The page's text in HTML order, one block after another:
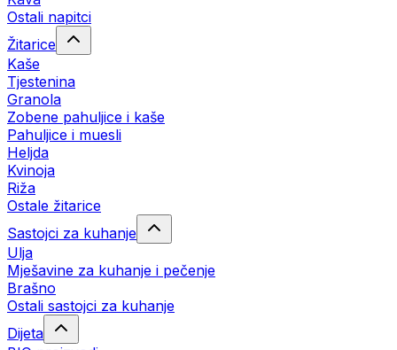
Ostali napitci
Žitarice
Kaše
Tjestenina
Granola
Zobene pahuljice i kaše
Pahuljice i muesli
Heljda
Kvinoja
Riža
Ostale žitarice
Sastojci za kuhanje
Ulja
Mješavine za kuhanje i pečenje
Brašno
Ostali sastojci za kuhanje
Dijeta